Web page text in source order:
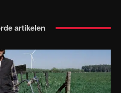
artikelen